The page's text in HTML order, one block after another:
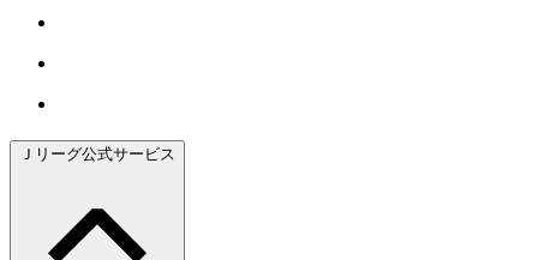
Ｊリーグ公式サービス